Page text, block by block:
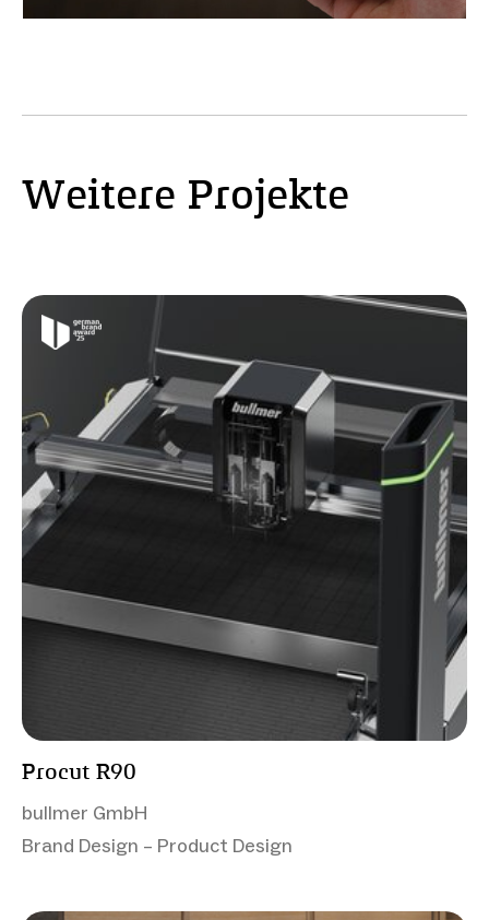
Weitere Projekte
Procut R90
bullmer GmbH
Brand Design – Product Design